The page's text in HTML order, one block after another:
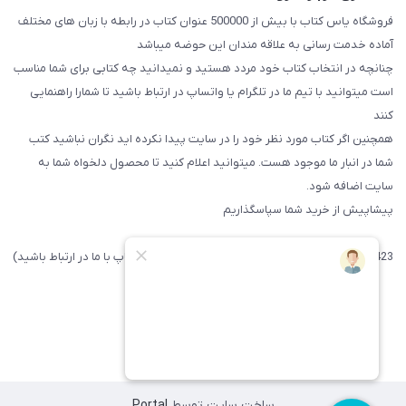
فروشگاه یاس کتاب با بیش از 500000 عنوان کتاب در رابطه با زبان های مختلف
آماده خدمت رسانی به علاقه مندان این حوضه میباشد
چنانچه در انتخاب کتاب خود مردد هستید و نمیدانید چه کتابی برای شما مناسب
است میتوانید با تیم ما در تلگرام یا واتساپ در ارتباط باشید تا شما‌را راهنمایی
کنند
همچنین اگر کتاب مورد نظر خود را در سایت پیدا نکرده اید نگران نباشید کتب
شما در انبار ما موجود هست. میتوانید اعلام کنید تا محصول دلخواه شما به
سایت اضافه شود.
پیشاپیش از خرید شما سپاسگذاریم
09371742423 (لطفا فقط پیامک داده و یا از طریق واتساپ با ما در ارتباط باشید)